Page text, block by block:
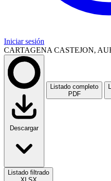
Iniciar sesión
CARTAGENA CASTEJON,
Descargar
Listado completo
PDF
Listado filtrado